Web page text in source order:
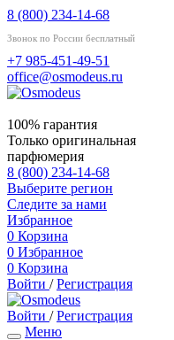
8 (800) 234-14-68
Звонок по России бесплатный
+7 985-451-49-51
office@osmodeus.ru
100% гарантия
Только оригинальная
парфюмерия
8 (800) 234-14-68
Выберите регион
Следите за нами
Избранное
0 Корзина
0 Избранное
0 Корзина
Войти / Регистрация
Войти / Регистрация
Меню